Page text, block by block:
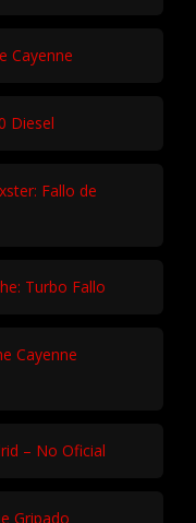
Cayenne
Diesel
Fallo de
Turbo Fallo
Cayenne
– No Oficial
Gripado